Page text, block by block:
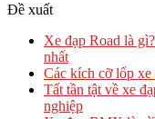
Đề xuất
Xe đạp Road là
nhất
Các kích cỡ lốp
Tất tần tật về xe
nghiệp